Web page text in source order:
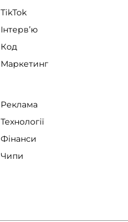
TikTok
Інтервʼю
Код
Маркетинг
Реклама
Технології
Фінанси
Чипи